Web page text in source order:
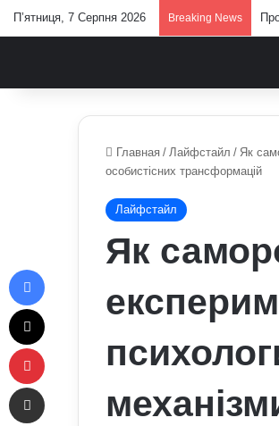
П’ятниця, 7 Серпня 2026 Breaking News
Главная / Лайфстайл / Як
особистісних трансформацій
Лайфстайл
Як